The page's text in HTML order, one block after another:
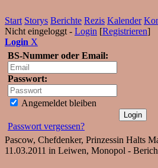
Start Storys Berichte Rezis Kalender
Nicht eingeloggt - Login [Registrieren]
Login X
BS-Nummer oder Email:
Passwort:
Angemeldet bleiben
Passwort vergessen?
Pascow, Chefdenker, Prinzessin Halts
11.03.2011 in Leiwen, Monopol -